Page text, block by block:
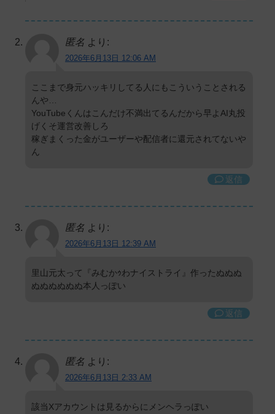
匿名 より:
2026年6月13日 12:06 AM
ここまで身元ハッキリしてる人にもこういうことされる
んや…
YouTubeくんはこんだけ不満出てるんだから早よAI丸投
げくそ運営改善しろ
稼ぎまくった金がユーザーや配信者に還元されてないや
ん
返信
匿名 より:
2026年6月13日 12:39 AM
里山元太って『みむかｩわナイストライ』作ったぬぬぬ
ぬぬぬぬぬぬ本人っぽい
返信
匿名 より:
2026年6月13日 2:33 AM
該当Xアカウントは見るからにメンヘラっぽい